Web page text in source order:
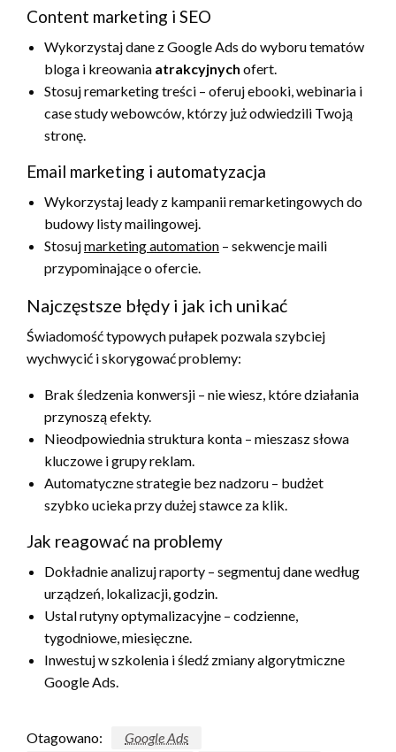
Content marketing i SEO
Wykorzystaj dane z Google Ads do wyboru tematów
bloga i kreowania atrakcyjnych ofert.
Stosuj remarketing treści – oferuj ebooki, webinaria i
case study webowców, którzy już odwiedzili Twoją
stronę.
Email marketing i automatyzacja
Wykorzystaj leady z kampanii remarketingowych do
budowy listy mailingowej.
Stosujmarketing automation – sekwencje maili
przypominające o ofercie.
Najczęstsze błędy i jak ich unikać
Świadomość typowych pułapek pozwala szybciej
wychwycić i skorygować problemy:
Brak śledzenia konwersji – nie wiesz, które działania
przynoszą efekty.
Nieodpowiednia struktura konta – mieszasz słowa
kluczowe i grupy reklam.
Automatyczne strategie bez nadzoru – budżet
szybko ucieka przy dużej stawce za klik.
Jak reagować na problemy
Dokładnie analizuj raporty – segmentuj dane według
urządzeń, lokalizacji, godzin.
Ustal rutyny optymalizacyjne – codzienne,
tygodniowe, miesięczne.
Inwestuj w szkolenia i śledź zmiany algorytmiczne
Google Ads.
Otagowano:
Google Ads